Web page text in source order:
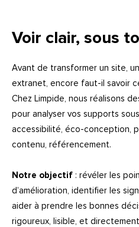
Voir clair, sous
Avant de transformer un site,
extranet, encore faut-il savoir
Chez Limpide, nous réalisons
pour analyser vos supports
accessibilité, éco-conception,
contenu, référencement.
Notre objectif : révéler les
d’amélioration, identifier les
aider à prendre les bonnes
rigoureux, lisible, et